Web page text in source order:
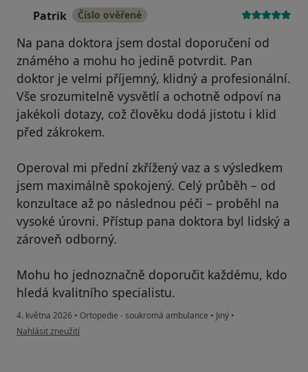
Patrik Číslo ověřené
Na pana doktora jsem dostal doporučení od
známého a mohu ho jedině potvrdit. Pan
doktor je velmi příjemný, klidný a profesionální.
Vše srozumitelně vysvětlí a ochotně odpoví na
jakékoli dotazy, což člověku dodá jistotu i klid
před zákrokem.
Operoval mi přední zkřížený vaz a s výsledkem
jsem maximálně spokojený. Celý průběh – od
konzultace až po následnou péči – proběhl na
vysoké úrovni. Přístup pana doktora byl lidský a
zároveň odborný.
Mohu ho jednoznačně doporučit každému, kdo
hledá kvalitního specialistu.
4. května 2026 • Ortopedie - soukromá ambulance • Jiný •
podle názoru uživatele Patrik
Nahlásit zneužití